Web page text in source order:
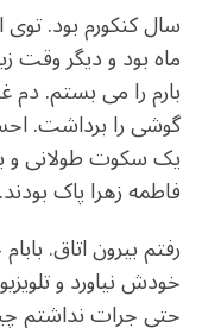
سال کنکورم بود.
ماه بود و دیگر وقت
بارم را می بستم. دم
گوشی را برداشت.
یک سکوت طولانی و
فاطمه زهرا پاک
رفتم بیرون اتاق.
خودش نیاورد و
حتی جرات نداشتم